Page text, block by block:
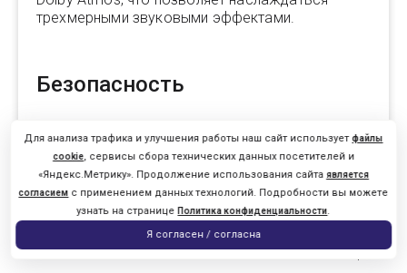
трехмерными звуковыми эффектами.
Безопасность
Клавиатура Magic Keyboard оснащена
удобными бесшумными клавишами, подсветкой
и Touch ID для быстрой и безопасной
аутентификации на Mac. Простое подключение
обеспечивается зарядным кабелем MagSafe с
магнитным соединением, двумя портами
Thunderbolt для быстрого подключения
Для анализа трафика и улучшения работы наш сайт используетфайлы
cookie, сервисы сбора технических данных посетителей и
«Яндекс.Метрику». Продолжение использования сайта является
согласием с применением данных технологий. Подробности вы можете
узнать на страницеПолитика конфиденциальности.
Я согласен / согласна